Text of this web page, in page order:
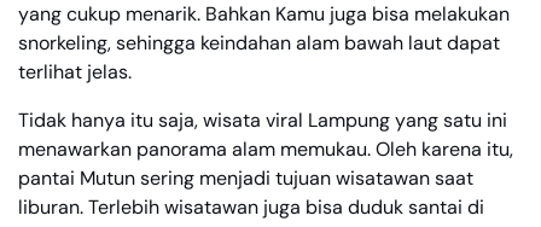
yang cukup menarik. Bahkan Kamu juga bisa melakukan
snorkeling, sehingga keindahan alam bawah laut dapat
terlihat jelas.
Tidak hanya itu saja, wisata viral Lampung yang satu ini
menawarkan panorama alam memukau. Oleh karena itu,
pantai Mutun sering menjadi tujuan wisatawan saat
liburan. Terlebih wisatawan juga bisa duduk santai di